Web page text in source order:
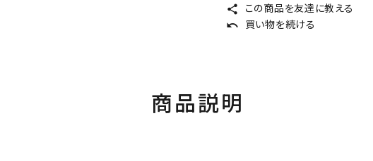
share この商品を友達に教える
undo 買い物を続ける
商品説明